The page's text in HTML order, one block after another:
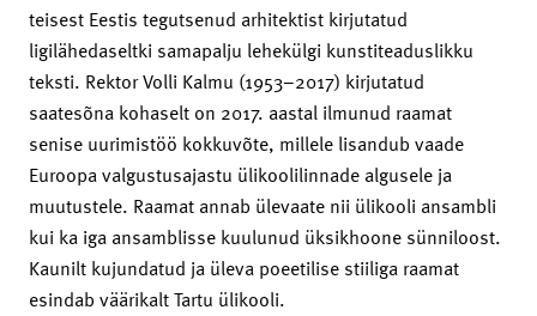
teisest Eestis tegutsenud arhitektist kirjutatud
ligilähedaseltki samapalju lehekülgi kunstiteaduslikku
teksti. Rektor Volli Kalmu (1953–2017) kirjutatud
saatesõna kohaselt on 2017. aastal ilmunud raamat
senise uurimistöö kokkuvõte, millele lisandub vaade
Euroopa valgustusajastu ülikoolilinnade algusele ja
muutustele. Raamat annab ülevaate nii ülikooli ansambli
kui ka iga ansamblisse kuulunud üksikhoone sünniloost.
Kaunilt kujundatud ja üleva poeetilise stiiliga raamat
esindab väärikalt Tartu ülikooli.